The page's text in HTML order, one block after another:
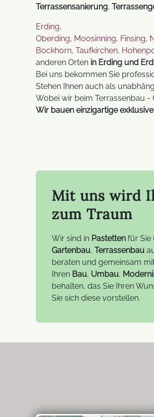
Terrassensanierung,
Erding,
Oberding, Moosinning, Finsing,
Bockhorn, Taufkirchen,
anderen Orten in Erding und
Bei uns bekommen Sie
Stehen Ihnen auch als
Wobei wir beim Terrassenbau
Wir bauen einzigartige
Mit uns wird
zum Traum
Wir sind in Pastetten für Sie
Gartenbau, Terrassenbau
beraten und gemeinsam
Ihren Bau, Umbau,
behalten, das Sie Ihren
Sie sich diese vorstellen.